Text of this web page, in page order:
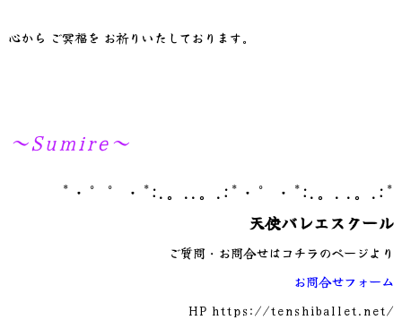
心から ご冥福を お祈りいたしております。
～Sumire～
*・゜゜・*:.。..。.:*・゜・*:.。. .。.:*
天使バレエスクール
ご質問・お問合せはコチラのページより
お問合せフォーム
HP https://tenshiballet.net/